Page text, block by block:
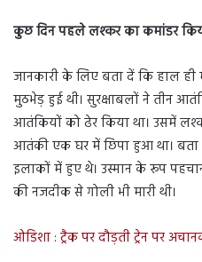
कुछ दिन पहले लश्कर का कमांडर
जानकारी के लिए बता दें कि हाल
मुठभेड़ हुई थी। सुरक्षाबलों ने तीन
आतंकियों को ढेर किया था। उसमें
आतंकी एक घर में छिपा हुआ था।
इलाकों में हुए थे। उस्मान के रूप
की नजदीक से गोली भी मारी थी।
ओडिशा : ट्रैक पर दौड़ती ट्रेन पर